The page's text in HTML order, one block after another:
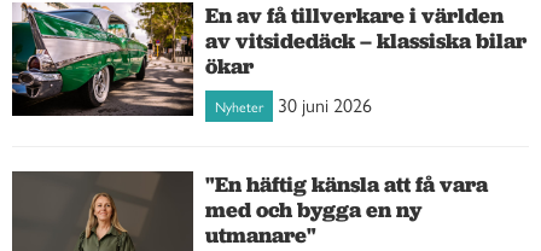
En av få tillverkare i världen
av vitsidedäck – klassiska bilar
ökar
Nyheter 30 juni 2026
"En häftig känsla att få vara
med och bygga en ny
utmanare"